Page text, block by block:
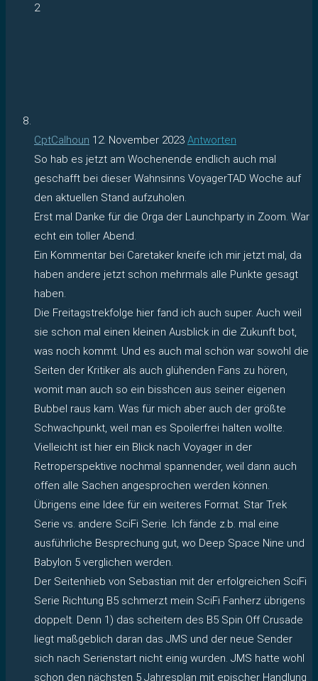
2
CptCalhoun 12. November 2023 Antworten
So hab es jetzt am Wochenende endlich auch mal
geschafft bei dieser Wahnsinns VoyagerTAD Woche auf
den aktuellen Stand aufzuholen.
Erst mal Danke für die Orga der Launchparty in Zoom. War
echt ein toller Abend.
Ein Kommentar bei Caretaker kneife ich mir jetzt mal, da
haben andere jetzt schon mehrmals alle Punkte gesagt
haben.
Die Freitagstrekfolge hier fand ich auch super. Auch weil
sie schon mal einen kleinen Ausblick in die Zukunft bot,
was noch kommt. Und es auch mal schön war sowohl die
Seiten der Kritiker als auch glühenden Fans zu hören,
womit man auch so ein bisshcen aus seiner eigenen
Bubbel raus kam. Was für mich aber auch der größte
Schwachpunkt, weil man es Spoilerfrei halten wollte.
Vielleicht ist hier ein Blick nach Voyager in der
Retroperspektive nochmal spannender, weil dann auch
offen alle Sachen angesprochen werden können.
Übrigens eine Idee für ein weiteres Format. Star Trek
Serie vs. andere SciFi Serie. Ich fände z.b. mal eine
ausführliche Besprechung gut, wo Deep Space Nine und
Babylon 5 verglichen werden.
Der Seitenhieb von Sebastian mit der erfolgreichen SciFi
Serie Richtung B5 schmerzt mein SciFi Fanherz übrigens
doppelt. Denn 1) das scheitern des B5 Spin Off Crusade
liegt maßgeblich daran das JMS und der neue Sender
sich nach Serienstart nicht einig wurden. JMS hatte wohl
schon den nächsten 5 Jahresplan mit epischer Handlung